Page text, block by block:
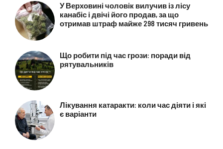
У Верховині чоловік вилучив із лісу
канабіс і двічі його продав, за що
отримав штраф майже 298 тисяч гривень
Що робити під час грози: поради від
рятувальників
Лікування катаракти: коли час діяти і які
є варіанти